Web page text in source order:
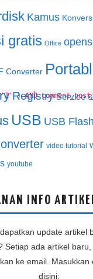
= '1' ) AND
Kamus
gratis Office
Converter
Registry Service
USB USB
video tutorial
youtube
INFO
update artikel
Setiap ada artikel
ke email. Masukkan
disini: